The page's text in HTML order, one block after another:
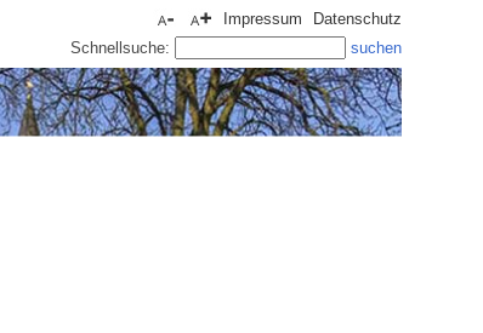
Impressum
Datenschutz
Schnellsuche: